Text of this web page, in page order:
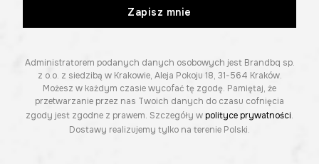
Zapisz mnie
Administratorem podanych danych osobowych jest Brandbq sp.
z o.o. z siedzibą w Krakowie, Aleja Pokoju 18, 31-564 Kraków.
Możesz w każdym czasie wycofać tę zgodę. Pamiętaj, że
przetwarzanie przez nas Twoich danych do czasu cofnięcia
zgody jest zgodne z prawem. Szczegóły wpolityce prywatności.
Dostawy realizujemy tylko na terenie Polski.